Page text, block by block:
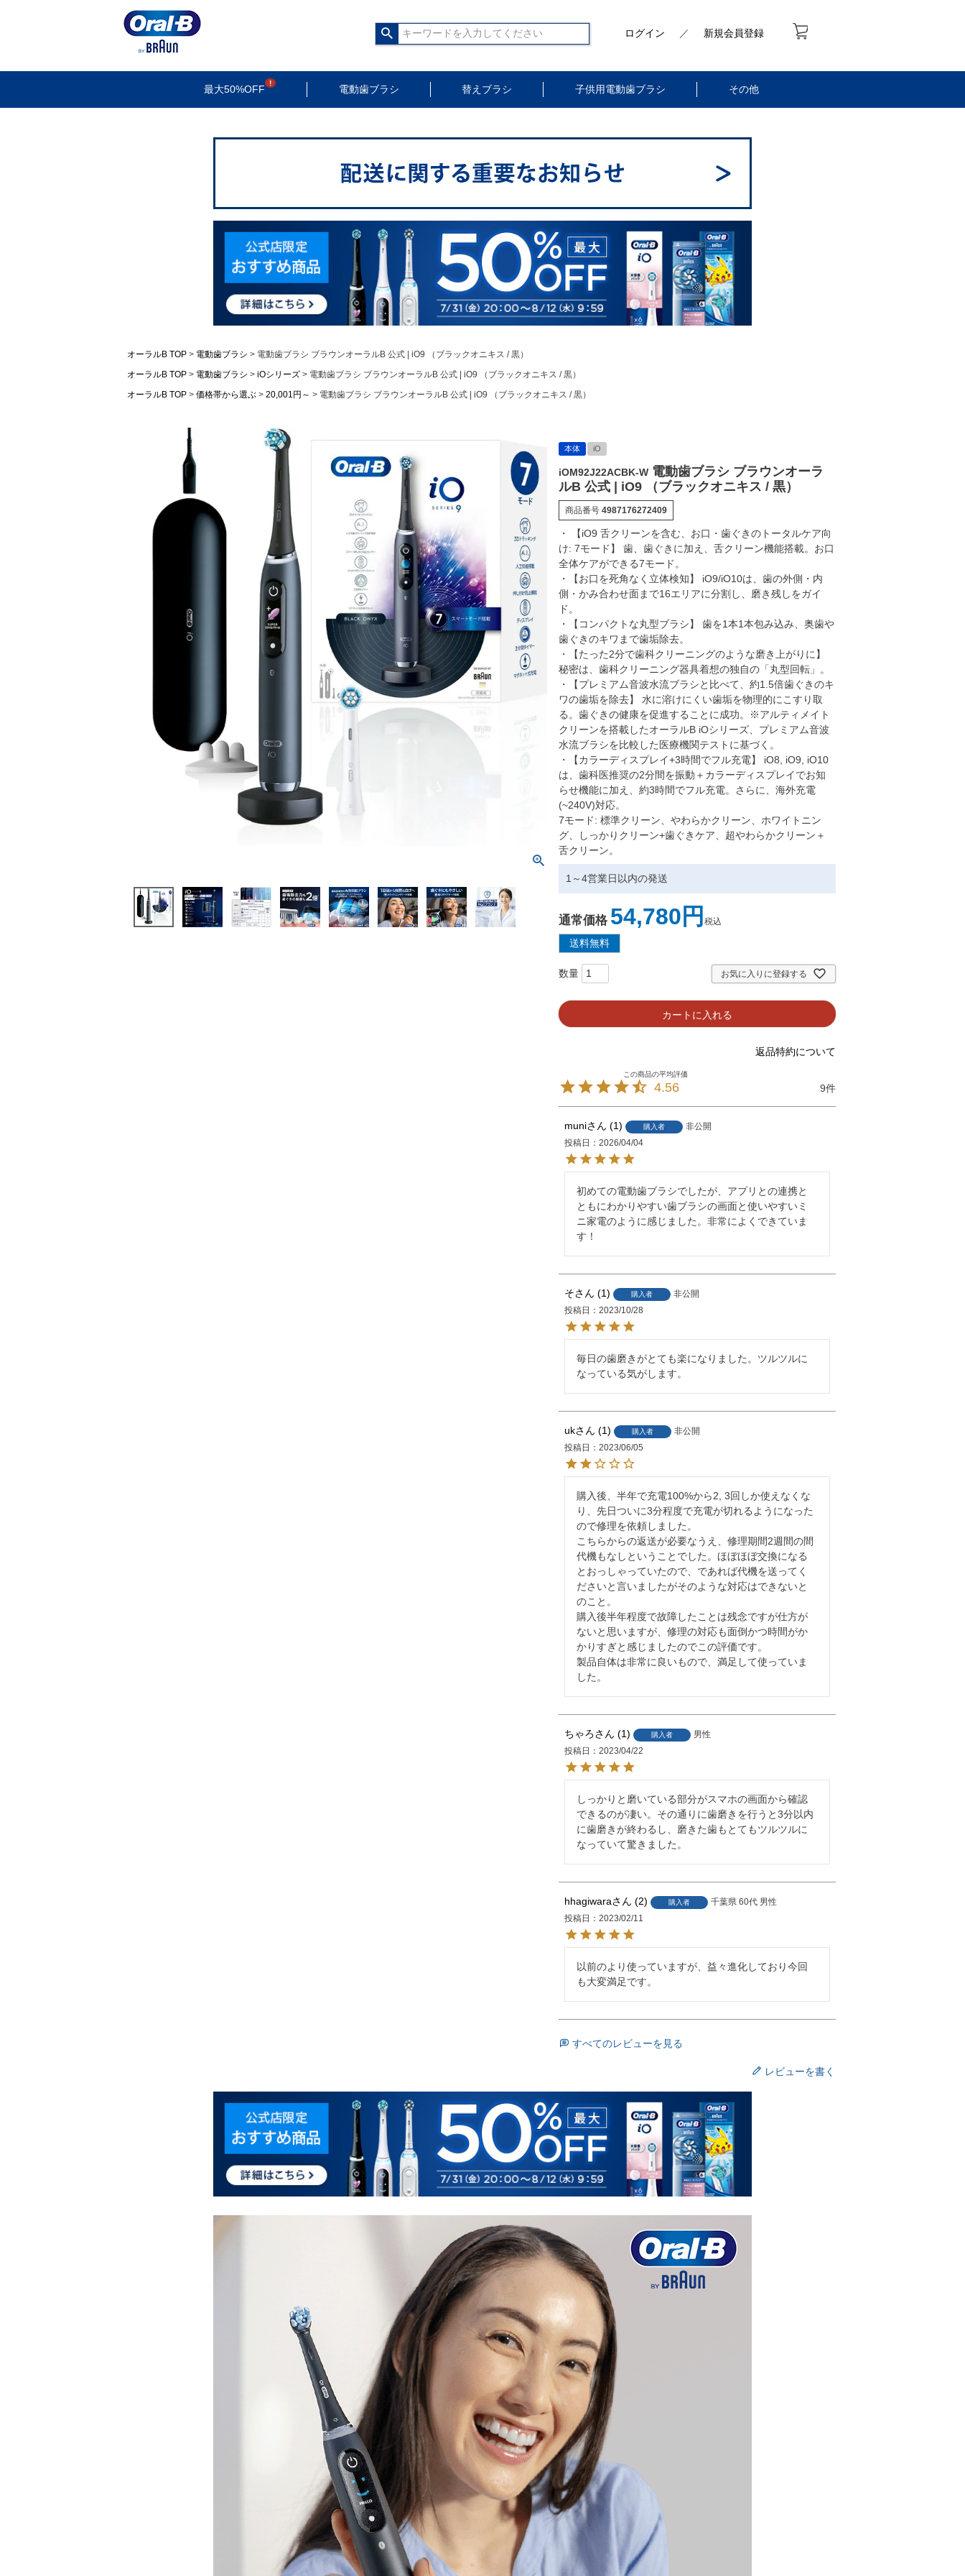
ログイン ／ 新規会員登録
最大50%OFF 電動歯ブラシ 替えブラシ 子供用電動歯ブラシ その他
オーラルB TOP 電動歯ブラシ
電動歯ブラシ ブラウンオーラルB 公式 | iO9 （ブラックオニキス / 黒）
オーラルB TOP
電動歯ブラシ iOシリーズ
電動歯ブラシ ブラウンオーラルB 公式 | iO9 （ブラックオニキス / 黒）
オーラルB TOP
価格帯から選ぶ 20,001円～ 電動歯ブラシ ブラウンオーラルB 公式 | iO9 （ブラックオニキス / 黒）
本体 iO
iOM92J22ACBK-W 電動歯ブラシ ブラウンオーラ
ルB 公式 | iO9 （ブラックオニキス / 黒）
商品番号 4987176272409
・ 【iO9 舌クリーンを含む、お口・歯ぐきのトータルケア向
け: 7モード】 歯、歯ぐきに加え、舌クリーン機能搭載。お口
全体ケアができる7モード。
・【お口を死角なく立体検知】 iO9/iO10は、歯の外側・内
側・かみ合わせ面まで16エリアに分割し、磨き残しをガイ
ド。
・【コンパクトな丸型ブラシ】 歯を1本1本包み込み、奥歯や
歯ぐきのキワまで歯垢除去。
・【たった2分で歯科クリーニングのような磨き上がりに】
秘密は、歯科クリーニング器具着想の独自の「丸型回転」。
・【プレミアム音波水流ブラシと比べて、約1.5倍歯ぐきのキ
ワの歯垢を除去】 水に溶けにくい歯垢を物理的にこすり取
る。歯ぐきの健康を促進することに成功。※アルティメイト
クリーンを搭載したオーラルB iOシリーズ、プレミアム音波
水流ブラシを比較した医療機関テストに基づく。
・【カラーディスプレイ+3時間でフル充電】 iO8, iO9, iO10
は、歯科医推奨の2分間を振動＋カラーディスプレイでお知
らせ機能に加え、約3時間でフル充電。さらに、海外充電
(~240V)対応。
7モード: 標準クリーン、やわらかクリーン、ホワイトニン
グ、しっかりクリーン+歯ぐきケア、超やわらかクリーン＋
舌クリーン。
1～4営業日以内の発送
通常価格 54,780 税込
お気に入りに登録する
カートに入れる
返品特約について
4.56 9
muni 1 購入者
非公開
投稿日
2026/04/04
初めての電動歯ブラシでしたが、アプリとの連携と
ともにわかりやすい歯ブラシの画面と使いやすいミ
ニ家電のように感じました。非常によくできていま
す！
そ 1 購入者
非公開
投稿日
2023/10/28
毎日の歯磨きがとても楽になりました。ツルツルに
なっている気がします。
uk 1 購入者
非公開
投稿日
2023/06/05
購入後、半年で充電100%から2, 3回しか使えなくな
り、先日ついに3分程度で充電が切れるようになった
ので修理を依頼しました。
こちらからの返送が必要なうえ、修理期間2週間の間
代機もなしということでした。ほぼほぼ交換になる
とおっしゃっていたので、であれば代機を送ってく
ださいと言いましたがそのような対応はできないと
のこと。
購入後半年程度で故障したことは残念ですが仕方が
ないと思いますが、修理の対応も面倒かつ時間がか
かりすぎと感じましたのでこの評価です。
製品自体は非常に良いもので、満足して使っていま
した。
ちゃろ 1 購入者
男性
投稿日
2023/04/22
しっかりと磨いている部分がスマホの画面から確認
できるのが凄い。その通りに歯磨きを行うと3分以内
に歯磨きが終わるし、磨きた歯もとてもツルツルに
なっていて驚きました。
hhagiwara 2 購入者 千葉県 60代 男性
投稿日
2023/02/11
以前のより使っていますが、益々進化しており今回
も大変満足です。
すべてのレビューを見る
レビューを書く